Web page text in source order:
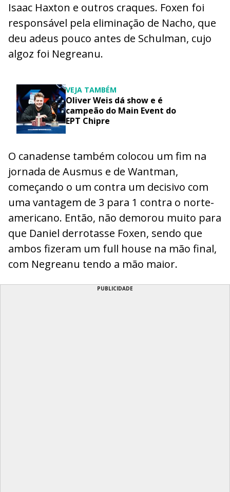
Isaac Haxton e outros craques. Foxen foi
responsável pela eliminação de Nacho, que
deu adeus pouco antes de Schulman, cujo
algoz foi Negreanu.
VEJA TAMBÉM
Oliver Weis dá show e é
campeão do Main Event do
EPT Chipre
O canadense também colocou um fim na
jornada de Ausmus e de Wantman,
começando o um contra um decisivo com
uma vantagem de 3 para 1 contra o norte-
americano. Então, não demorou muito para
que Daniel derrotasse Foxen, sendo que
ambos fizeram um full house na mão final,
com Negreanu tendo a mão maior.
PUBLICIDADE